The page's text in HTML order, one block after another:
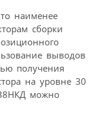
наименее
сборки
выводов
получения
на уровне 30
можно